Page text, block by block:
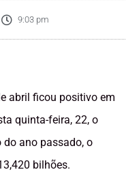
9:03 pm
abril ficou positivo em
quinta-feira, 22, o
do ano passado, o
bilhões.